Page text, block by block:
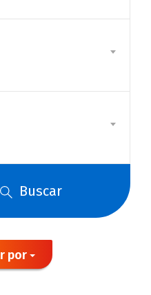
y
en
Buscar
por